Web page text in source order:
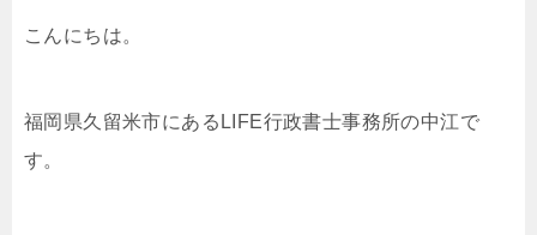
こんにちは。
福岡県久留米市にあるLIFE行政書士事務所の中江で
す。